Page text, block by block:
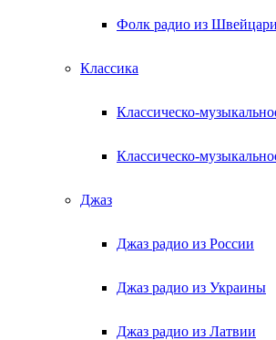
Фолк радио из
Классика
Классическо-
Классическо-
Джаз
Джаз радио из России
Джаз радио из Украины
Джаз радио из Латвии